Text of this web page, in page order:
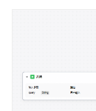
流